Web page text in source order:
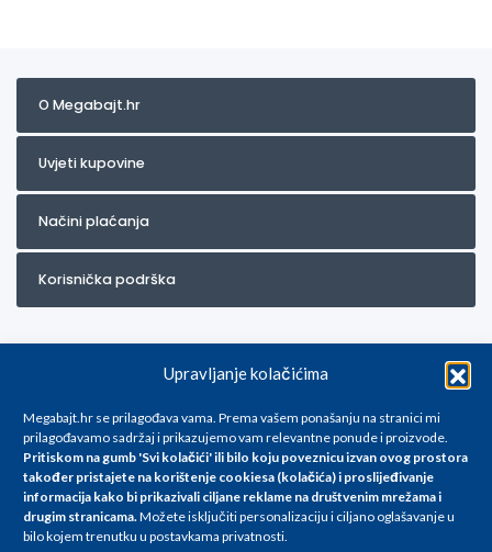
Upravljanje kolačićima
Megabajt.hr se prilagođava vama. Prema vašem ponašanju na stranici mi
prilagođavamo sadržaj i prikazujemo vam relevantne ponude i proizvode.
Pritiskom na gumb 'Svi kolačići' ili bilo koju poveznicu izvan ovog prostora
također pristajete na korištenje cookiesa (kolačića) i proslijeđivanje
informacija kako bi prikazivali ciljane reklame na društvenim mrežama i
drugim stranicama.Možete isključiti personalizaciju i ciljano oglašavanje u
bilo kojem trenutku u postavkama privatnosti.
O Megabajt.hr
Uvjeti kupovine
Načini plaćanja
Korisnička podrška
Za artikle kojih trenutno nema u ponudi obratite nam se na
info@megabajt.hr. Sve cijene su informativnog karaktera i podložne su
promjenama, a
iskazane su za avansno plaćanje(gotovina) u Eurima i uključuju PDV. Sve